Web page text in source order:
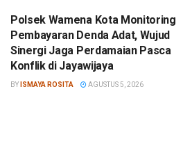
Polsek Wamena Kota Monitoring
Pembayaran Denda Adat, Wujud
Sinergi Jaga Perdamaian Pasca
Konflik di Jayawijaya
BY ISMAYA ROSITA AGUSTUS 5, 2026